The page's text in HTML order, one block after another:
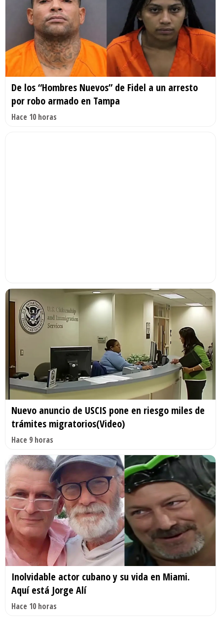
De los “Hombres Nuevos” de Fidel a un arresto
por robo armado en Tampa
Hace 10 horas
Nuevo anuncio de USCIS pone en riesgo miles de
trámites migratorios(Video)
Hace 9 horas
Inolvidable actor cubano y su vida en Miami.
Aquí está Jorge Alí
Hace 10 horas